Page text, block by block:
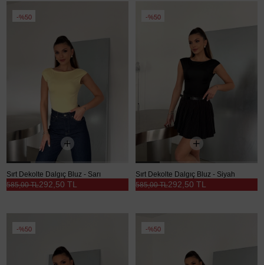
%50
Sırt Dekolte Dalgıç Bluz - Sarı
292,50 TL
585,00 TL
%50
Sırt Dekolte Dalgıç Bluz - Siyah
292,50 TL
585,00 TL
%50 %50